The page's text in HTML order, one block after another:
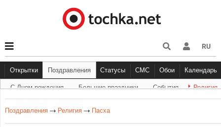
RU
Открытки
С Днем рождения Большие праздники События
Поздравления Статусы
Другое Прикольные Грустные
СМС
С Днём Рождения
Обои
Музыка
Календарь
С Днем рождения Большие праздники Cобытия Религия
Поздравления Религия Пасха